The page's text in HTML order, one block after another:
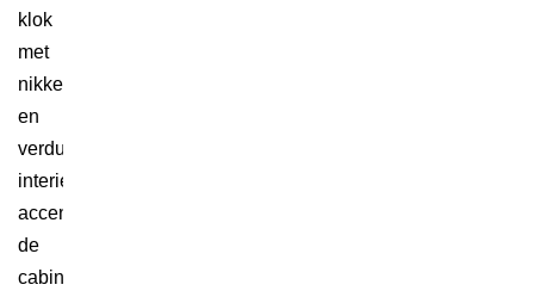
klok
met
nikkelafwerking
en
verduisterde
interieuraccenten
accentueren
de
cabine